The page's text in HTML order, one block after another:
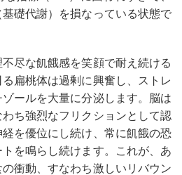
礎代謝）を損なっている状態で
尽な飢餓感を笑顔で耐え続ける
扁桃体は過剰に興奮し、ストレ
ールを大量に分泌します。脳は
ち強烈なフリクションとして認
を優位にし続け、常に飢餓の恐
を鳴らし続けます。これが、あ
衝動、すなわち激しいリバウン